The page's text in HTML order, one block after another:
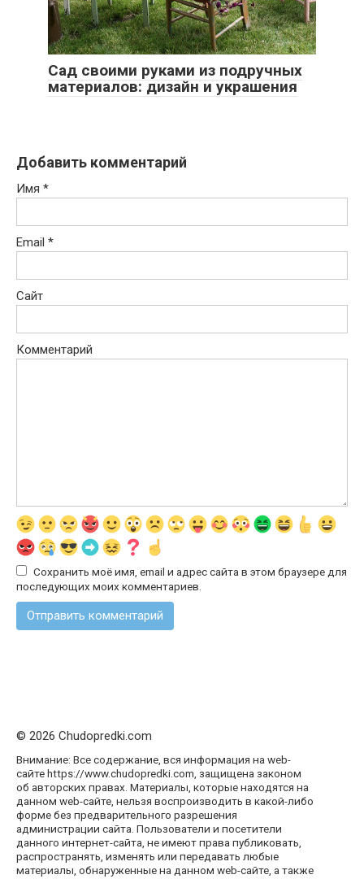
Сад своими руками из подручных
материалов: дизайн и украшения
Добавить комментарий
Имя *
Email *
Сайт
Комментарий
Сохранить моё имя, email и адрес сайта в этом браузере для
последующих моих комментариев.
© 2026 Chudopredki.com
Внимание: Все содержание, вся информация на web-
сайте https://www.chudopredki.com, защищена законом
об авторских правах. Материалы, которые находятся на
данном web-сайте, нельзя воспроизводить в какой-либо
форме без предварительного разрешения
администрации сайта. Пользователи и посетители
данного интернет-сайта, не имеют права публиковать,
распространять, изменять или передавать любые
материалы, обнаруженные на данном web-сайте, а также